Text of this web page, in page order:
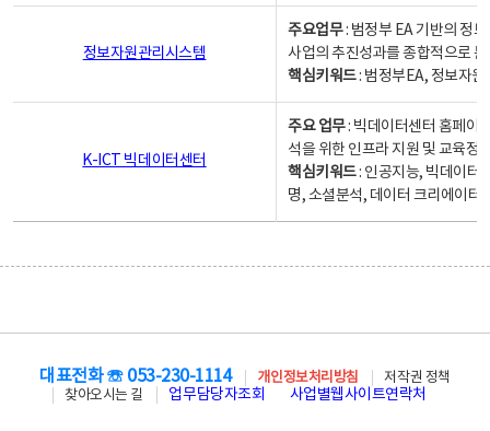
정보자원관리시스템
주요업무: 범정부 EA 기반의 정
사업의 추진성과를 종합적으로
핵심키워드: 범정부EA, 정보자
K-ICT 빅데이터센터
주요 업무: 빅데이터센터 홈페이
석을 위한 인프라 지원 및 교육정
핵심키워드: 인공지능, 빅데이터,
명, 소셜분석, 데이터 크리에이터
대표전화 ☏ 053-230-1114 개인정보처리방침
저작권 정책
찾아오시는 길
업무담당자조회 사업별웹사이트연락처